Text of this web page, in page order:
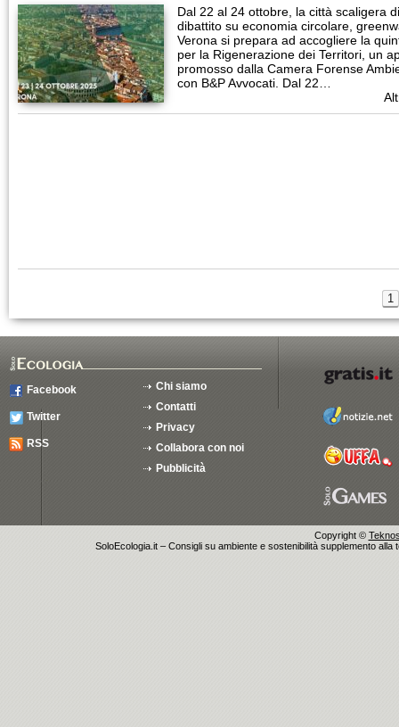
Dal 22 al 24 ottobre, la città scaligera
dibattito su economia circolare,
Verona si prepara ad accogliere la
per la Rigenerazione dei Territori, un
promosso dalla Camera Forense
con B&P Avvocati. Dal 22…
1
Facebook
Twitter
RSS
Chi siamo
Contatti
Privacy
Collabora con noi
Pubblicità
Copyright ©
SoloEcologia.it – Consigli su ambiente e sostenibilità supplemento